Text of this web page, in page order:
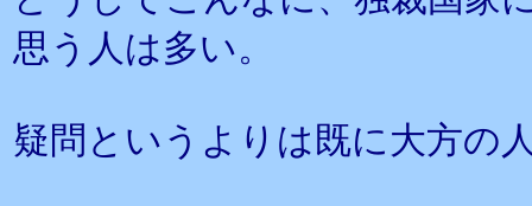
思う人は多い。
疑問というよりは既に大方の